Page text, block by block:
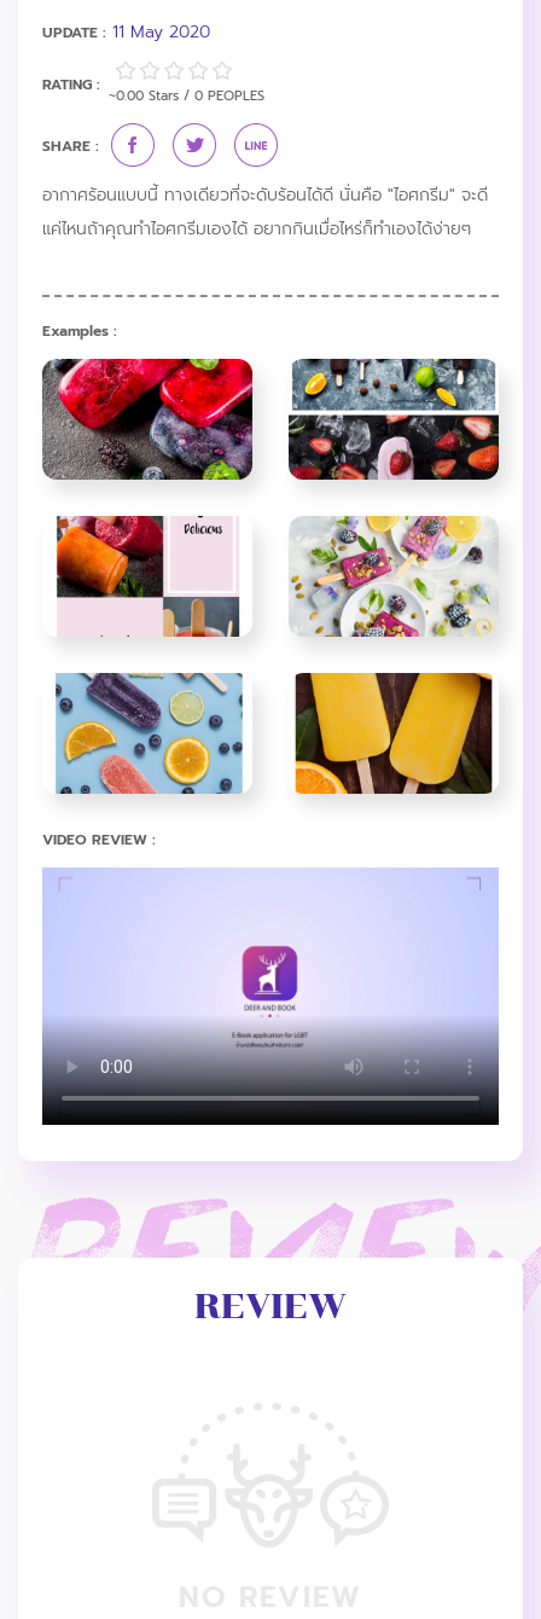
UPDATE : 11 May 2020
RATING :
~0.00 Stars / 0 PEOPLES
SHARE :
อากาศร้อนแบบนี้ ทางเดียวที่จะดับร้อนได้ดี นั่นคือ "ไอศกรีม" จะดี
แค่ไหนถ้าคุณทำไอศกรีมเองได้ อยากกินเมื่อไหร่ก็ทำเองได้ง่ายๆ
Examples :
VIDEO REVIEW :
REVIEW